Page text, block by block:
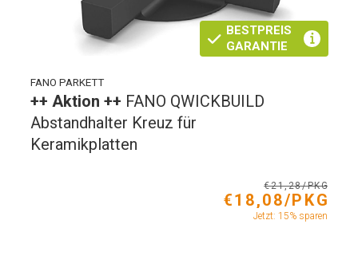
BESTPREIS
GARANTIE
FANO PARKETT
++ Aktion ++ FANO QWICKBUILD
Abstandhalter Kreuz für
Keramikplatten
€21,28/PKG
€18,08/PKG
Jetzt: 15% sparen